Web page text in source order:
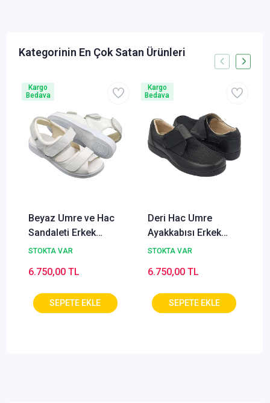
Beyaz Umre ve Hac
Sandaleti Erkek
ODS110B
STOKTA VAR
6.750,00 TL
Kargo
Bedava
Deri Hac Umre
Ayakkabısı Erkek
Siyah ODY-51S
STOKTA VAR
6.750,00 TL
Kargo
Bedava